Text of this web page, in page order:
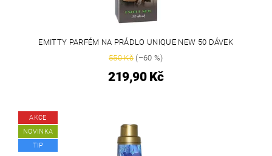
EMITTY PARFÉM NA PRÁDLO UNIQUE NEW 50 DÁVEK
550 Kč(–60 %)
219,90 Kč
AKCE
NOVINKA
TIP